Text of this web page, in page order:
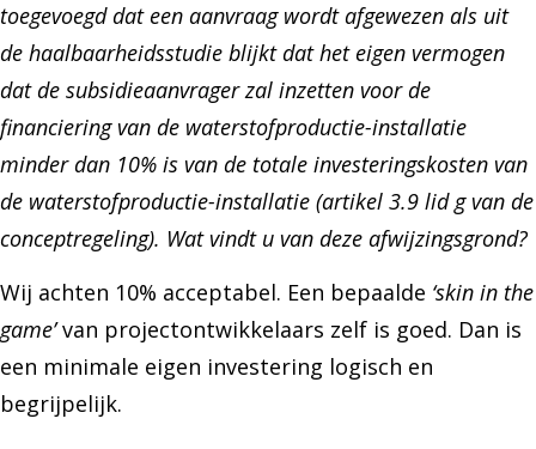
toegevoegd dat een aanvraag wordt afgewezen als uit
de haalbaarheidsstudie blijkt dat het eigen vermogen
dat de subsidieaanvrager zal inzetten voor de
financiering van de waterstofproductie-installatie
minder dan 10% is van de totale investeringskosten van
de waterstofproductie-installatie (artikel 3.9 lid g van de
conceptregeling). Wat vindt u van deze afwijzingsgrond?
Wij achten 10% acceptabel. Een bepaalde ‘skin in the
game’van projectontwikkelaars zelf is goed. Dan is
een minimale eigen investering logisch en
begrijpelijk.